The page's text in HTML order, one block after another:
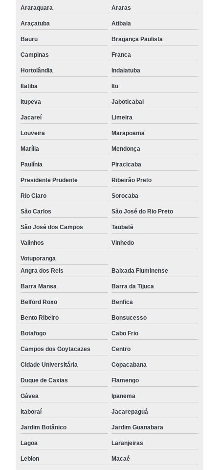
Araraquara Araras
Araçatuba Atibaia
Bauru Bragança Paulista
Campinas Franca
Hortolândia Indaiatuba
Itatiba Itu
Itupeva Jaboticabal
Jacareí Limeira
Louveira Marapoama
Marília Mendonça
Paulínia Piracicaba
Presidente Prudente Ribeirão Preto
Rio Claro Sorocaba
São Carlos São José do Rio Preto
São José dos Campos Taubaté
Valinhos Vinhedo
Votuporanga
Angra dos Reis
Baixada Fluminense
Barra Mansa Barra da Tijuca
Belford Roxo Benfica
Bento Ribeiro Bonsucesso
Botafogo Cabo Frio
Campos dos Goytacazes Centro
Cidade Universitária Copacabana
Duque de Caxias Flamengo
Gávea Ipanema
Itaboraí Jacarepaguá
Jardim Botânico Jardim Guanabara
Lagoa Laranjeiras
Leblon Macaé